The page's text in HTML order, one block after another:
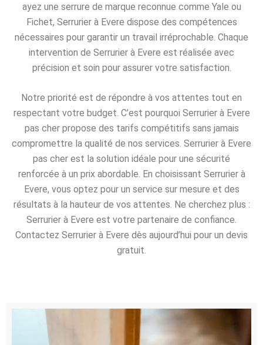
ayez une serrure de marque reconnue comme Yale ou
Fichet, Serrurier à Evere dispose des compétences
nécessaires pour garantir un travail irréprochable. Chaque
intervention de Serrurier à Evere est réalisée avec
précision et soin pour assurer votre satisfaction.
Notre priorité est de répondre à vos attentes tout en
respectant votre budget. C’est pourquoi Serrurier à Evere
pas cher propose des tarifs compétitifs sans jamais
compromettre la qualité de nos services. Serrurier à Evere
pas cher est la solution idéale pour une sécurité
renforcée à un prix abordable. En choisissant Serrurier à
Evere, vous optez pour un service sur mesure et des
résultats à la hauteur de vos attentes. Ne cherchez plus :
Serrurier à Evere est votre partenaire de confiance.
Contactez Serrurier à Evere dès aujourd’hui pour un devis
gratuit.